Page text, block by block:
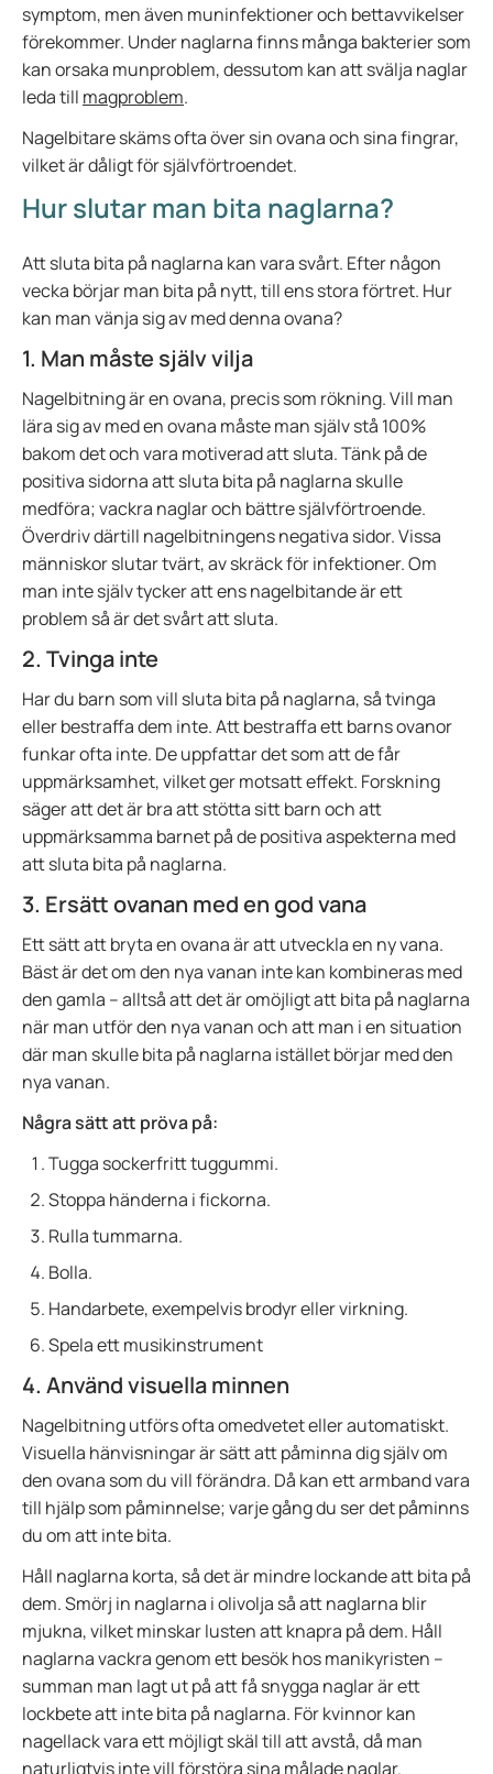
symptom, men även muninfektioner och bettavvikelser
förekommer. Under naglarna finns många bakterier som
kan orsaka munproblem, dessutom kan att svälja naglar
leda till magproblem.
Nagelbitare skäms ofta över sin ovana och sina fingrar,
vilket är dåligt för självförtroendet.
Hur slutar man bita naglarna?
Att sluta bita på naglarna kan vara svårt. Efter någon
vecka börjar man bita på nytt, till ens stora förtret. Hur
kan man vänja sig av med denna ovana?
1. Man måste själv vilja
Nagelbitning är en ovana, precis som rökning. Vill man
lära sig av med en ovana måste man själv stå 100%
bakom det och vara motiverad att sluta. Tänk på de
positiva sidorna att sluta bita på naglarna skulle
medföra; vackra naglar och bättre självförtroende.
Överdriv därtill nagelbitningens negativa sidor. Vissa
människor slutar tvärt, av skräck för infektioner. Om
man inte själv tycker att ens nagelbitande är ett
problem så är det svårt att sluta.
2. Tvinga inte
Har du barn som vill sluta bita på naglarna, så tvinga
eller bestraffa dem inte. Att bestraffa ett barns ovanor
funkar ofta inte. De uppfattar det som att de får
uppmärksamhet, vilket ger motsatt effekt. Forskning
säger att det är bra att stötta sitt barn och att
uppmärksamma barnet på de positiva aspekterna med
att sluta bita på naglarna.
3. Ersätt ovanan med en god vana
Ett sätt att bryta en ovana är att utveckla en ny vana.
Bäst är det om den nya vanan inte kan kombineras med
den gamla – alltså att det är omöjligt att bita på naglarna
när man utför den nya vanan och att man i en situation
där man skulle bita på naglarna istället börjar med den
nya vanan.
Några sätt att pröva på:
Tugga sockerfritt tuggummi.
Stoppa händerna i fickorna.
Rulla tummarna.
Bolla.
Handarbete, exempelvis brodyr eller virkning.
Spela ett musikinstrument
4. Använd visuella minnen
Nagelbitning utförs ofta omedvetet eller automatiskt.
Visuella hänvisningar är sätt att påminna dig själv om
den ovana som du vill förändra. Då kan ett armband vara
till hjälp som påminnelse; varje gång du ser det påminns
du om att inte bita.
Håll naglarna korta, så det är mindre lockande att bita på
dem. Smörj in naglarna i olivolja så att naglarna blir
mjukna, vilket minskar lusten att knapra på dem. Håll
naglarna vackra genom ett besök hos manikyristen –
summan man lagt ut på att få snygga naglar är ett
lockbete att inte bita på naglarna. För kvinnor kan
nagellack vara ett möjligt skäl till att avstå, då man
naturligtvis inte vill förstöra sina målade naglar.